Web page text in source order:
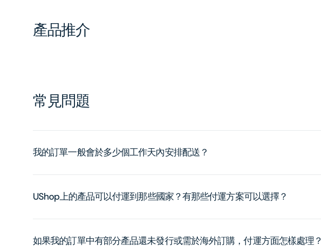
產品推介
常見問題
我的訂單一般會於多少個工作天內安排配送？
UShop上的產品可以付運到那些國家？有那些付運方案可以選擇？
如果我的訂單中有部分產品還未發行或需於海外訂購，付運方面怎樣處理？